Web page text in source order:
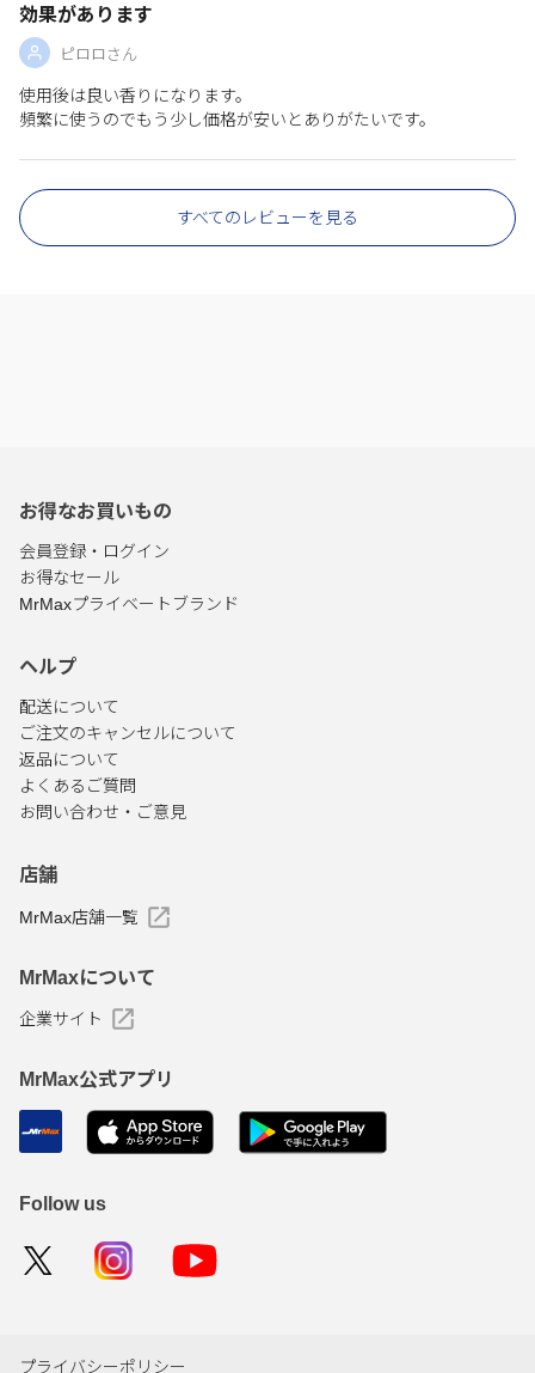
効果があります
ピロロさん
使用後は良い香りになります。
頻繁に使うのでもう少し価格が安いとありがたいです。
すべてのレビューを見る
お得なお買いもの
会員登録・ログイン
お得なセール
MrMaxプライベートブランド
ヘルプ
配送について
ご注文のキャンセルについて
返品について
よくあるご質問
お問い合わせ・ご意見
店舗
MrMax店舗一覧
MrMaxについて
企業サイト
MrMax公式アプリ
Follow us
プライバシーポリシー